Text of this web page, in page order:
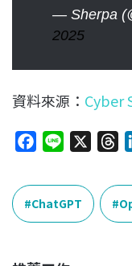
— Sherpa
2025
資料來源： Cyber
c
e
b
n
e
r
e
a
ChatGPT